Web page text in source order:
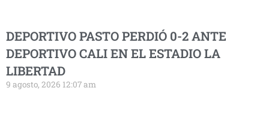
DEPORTIVO PASTO PERDIÓ 0-2 ANTE
DEPORTIVO CALI EN EL ESTADIO LA
LIBERTAD
9 agosto, 2026 12:07 am